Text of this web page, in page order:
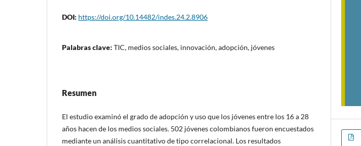
DOI: https://doi.org/10.14482/indes.24.2.8906
Palabras clave: TIC, medios sociales, innovación, adopción, jóvenes
Resumen
El estudio examinó el grado de adopción y uso que los jóvenes entre los 16 a 28
años hacen de los medios sociales. 502 jóvenes colombianos fueron encuestados
mediante un análisis cuantitativo de tipo correlacional. Los resultados